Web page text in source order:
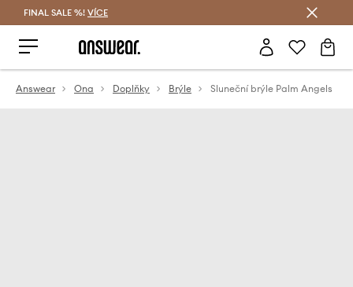
FINAL SALE %! VÍCE
Answear Ona Doplňky Brýle Sluneční brýle Palm Angels